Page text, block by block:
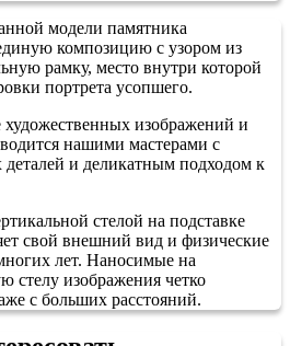
модели памятника
композицию с узором из
рамку, место внутри которой
портрета усопшего.
художественных изображений и
нашими мастерами с
и деликатным подходом к
стелой на подставке
свой внешний вид и физические
лет. Наносимые на
стелу изображения четко
с больших расстояний.